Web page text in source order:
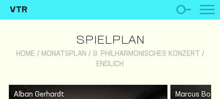
VTR
SPIELPLAN
HOME / MONATSPLAN / 9. PHILHARMONISCHES KONZERT /
ENDLICH
Alban Gerhardt
Marcus